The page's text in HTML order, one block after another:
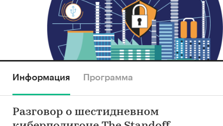
Информация Программа
Разговор о шестидневном